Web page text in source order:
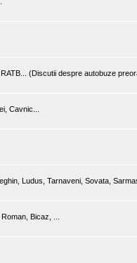
(Discutii despre autobuze
Cavnic...
Ludus, Tarnaveni, Sovata,
Bicaz, ...